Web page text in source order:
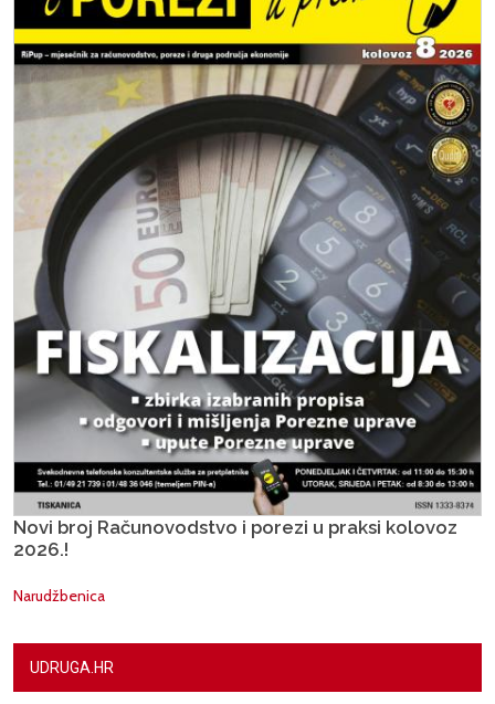
Novi broj Računovodstvo i porezi u praksi kolovoz
2026.!
Narudžbenica
UDRUGA.HR